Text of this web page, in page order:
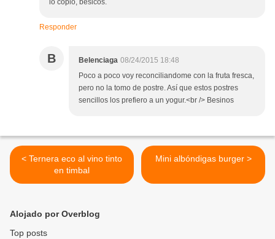
lo copio, besicos.
Responder
B Belenciaga 08/24/2015 18:48
Poco a poco voy reconciliandome con la fruta fresca,
pero no la tomo de postre. Así que estos postres
sencillos los prefiero a un yogur.<br /> Besinos
< Ternera eco al vino tinto
en timbal
Mini albóndigas burger >
Alojado por Overblog
Top posts